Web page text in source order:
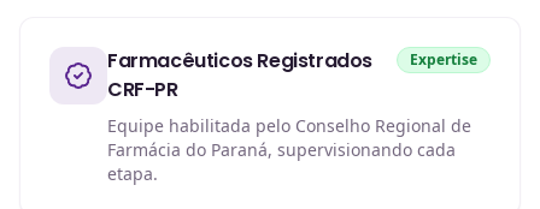
Farmacêuticos Registrados
CRF-PR
Expertise
Equipe habilitada pelo Conselho Regional de
Farmácia do Paraná, supervisionando cada
etapa.